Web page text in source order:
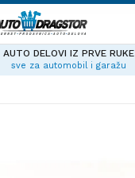
AUTO DELOVI IZ PRVE RUKE
sve za automobil i garažu